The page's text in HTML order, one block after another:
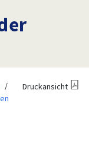
Druckansicht